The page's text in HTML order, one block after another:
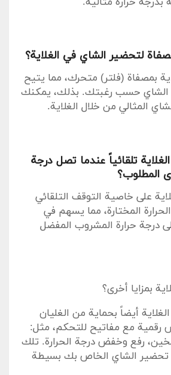
بمصفاة (فلتر) متحرك،⁢ مما يتيح⁣
الشاي حسب رغبتك. بذلك، يمكنك
المثالي⁤ من خلال الغلاية.
تلقائياً عندما تصل درجة
​المطلوب؟
على خاصية التوقف التلقائي
المختارة، مما يسهم في
درجة⁣ حرارة المشروب⁣ المفضل
أيضاً بحماية من الغليان
رقمية مع مفاتيح للتحكم، مثل:
رفع‌ وخفض ⁣درجة الحرارة. تلك
تحضير الشاي ​الخاص ‌بك ⁣بسيطة